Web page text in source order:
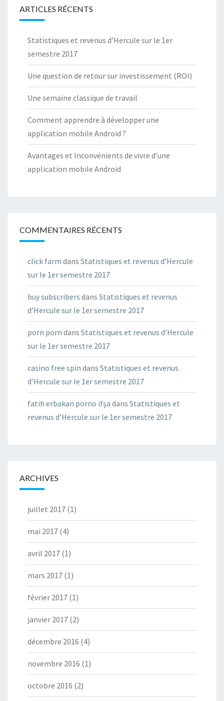
ARTICLES RÉCENTS
Statistiques et revenus d’Hercule sur le 1er
semestre 2017
Une question de retour sur investissement (ROI)
Une semaine classique de travail
Comment apprendre à développer une
application mobile Android ?
Avantages et Inconvénients de vivre d’une
application mobile Android
COMMENTAIRES RÉCENTS
click farm dans Statistiques et revenus d’Hercule
sur le 1er semestre 2017
buy subscribers dans Statistiques et revenus
d’Hercule sur le 1er semestre 2017
porn porn dans Statistiques et revenus d’Hercule
sur le 1er semestre 2017
casino free spin dans Statistiques et revenus
d’Hercule sur le 1er semestre 2017
fatih erbakan porno ifşa dans Statistiques et
revenus d’Hercule sur le 1er semestre 2017
ARCHIVES
juillet 2017 (1)
mai 2017 (4)
avril 2017 (1)
mars 2017 (1)
février 2017 (1)
janvier 2017 (2)
décembre 2016 (4)
novembre 2016 (1)
octobre 2016 (2)